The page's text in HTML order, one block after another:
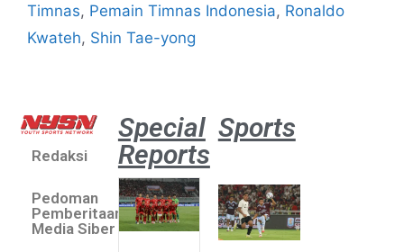
Timnas, Pemain Timnas Indonesia, Ronaldo
Kwateh, Shin Tae-yong
Redaksi
Pedoman
Pemberitaan
Media Siber
Special
Reports
Sports